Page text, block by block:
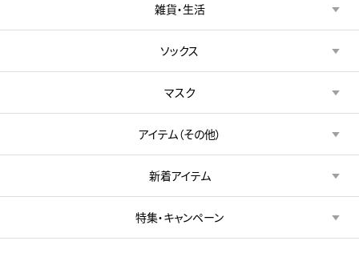
雑貨・生活
ソックス
マスク
アイテム（その他）
新着アイテム
特集・キャンペーン